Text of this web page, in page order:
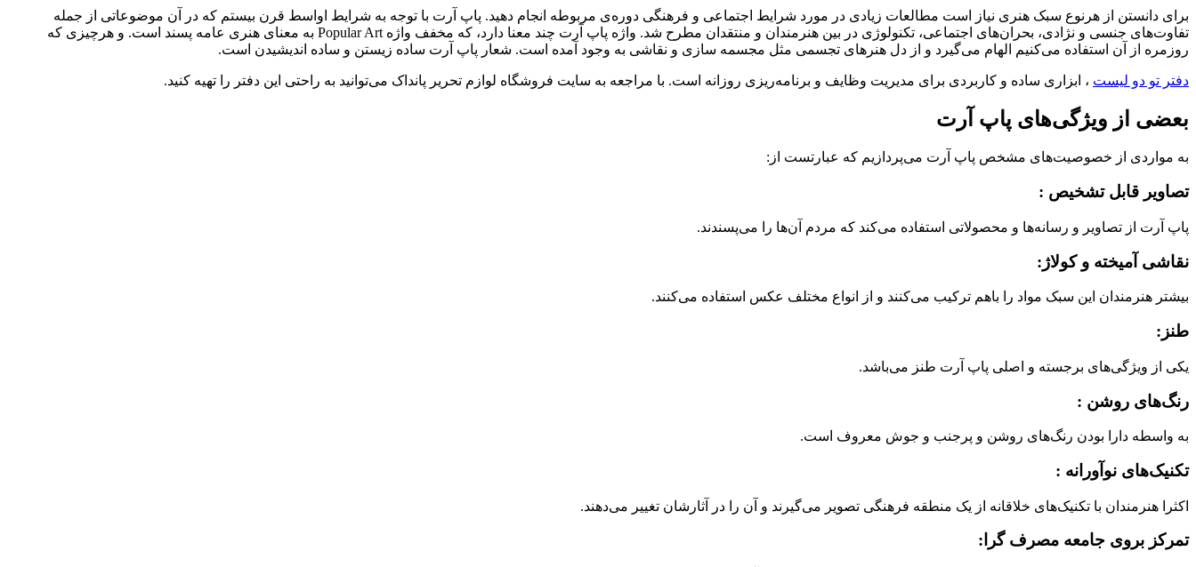
برای دانستن از هرنوع سبک هنری نیاز است مطالعات زیادی در مورد شرایط اجتماعی و فرهنگی دوره‌ی مربوطه انجام دهید. پاپ آرت با توجه به شرایط اواسط قرن بیستم که در آن موضوعاتی از جمله
تفاوت‌های جنسی و نژادی، بحران‌های اجتماعی، تکنولوژی در بین هنرمندان و منتقدان مطرح شد. واژه پاپ آرت چند معنا دارد، که مخفف واژه Popular Art به معنای هنری عامه پسند است. و هرچیزی که
روزمره از آن استفاده می‌کنیم الهام می‌گیرد و از دل هنر‌های تجسمی مثل مجسمه سازی و نقاشی به وجود آمده است. شعار پاپ آرت ساده زیستن و ساده اندیشیدن است.
دفتر تو دو لیست ، ابزاری ساده و کاربردی برای مدیریت وظایف و برنامه‌ریزی روزانه است. با مراجعه به سایت فروشگاه لوازم تحریر پانداک می‌توانید به راحتی این دفتر را تهیه کنید.
بعضی از ویژگی‌های پاپ آرت
به مواردی از خصوصیت‌های مشخص پاپ آرت می‌پردازیم که عبارتست از:
تصاویر قابل تشخیص :
پاپ آرت از تصاویر و رسانه‌ها و محصولاتی استفاده می‌کند که مردم آن‌ها را می‌پسندند.
نقاشی آمیخته و کولاژ:
بیشتر هنرمندان این سبک مواد را باهم ترکیب می‌کنند و از انواع مختلف عکس استفاده می‌کنند.
طنز:
یکی از ویژگی‌های برجسته و اصلی پاپ آرت طنز می‌باشد.
رنگ‌های روشن :
به واسطه دارا بودن رنگ‌های روشن و پرجنب و جوش معروف است.
تکنیک‌های نوآورانه :
اکثرا هنرمندان با تکنیک‌های خلاقانه از یک منطقه فرهنگی تصویر می‌گیرند و آن را در آثارشان تغییر می‌دهند.
تمرکز بروی جامعه مصرف گرا: